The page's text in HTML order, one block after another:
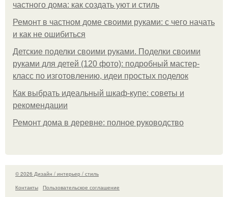
частного дома: как создать уют и стиль
Ремонт в частном доме своими руками: с чего начать
и как не ошибиться
Детские поделки своими руками. Поделки своими
руками для детей (120 фото): подробный мастер-
класс по изготовлению, идеи простых поделок
Как выбрать идеальный шкаф-купе: советы и
рекомендации
Ремонт дома в деревне: полное руководство
© 2026 Дизайн / интерьер / стиль
Контакты
Пользовательское соглашение